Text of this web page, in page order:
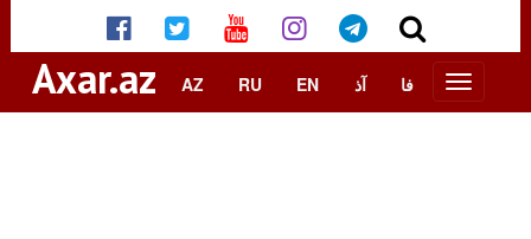
Axar.az AZ RU EN آذ فا